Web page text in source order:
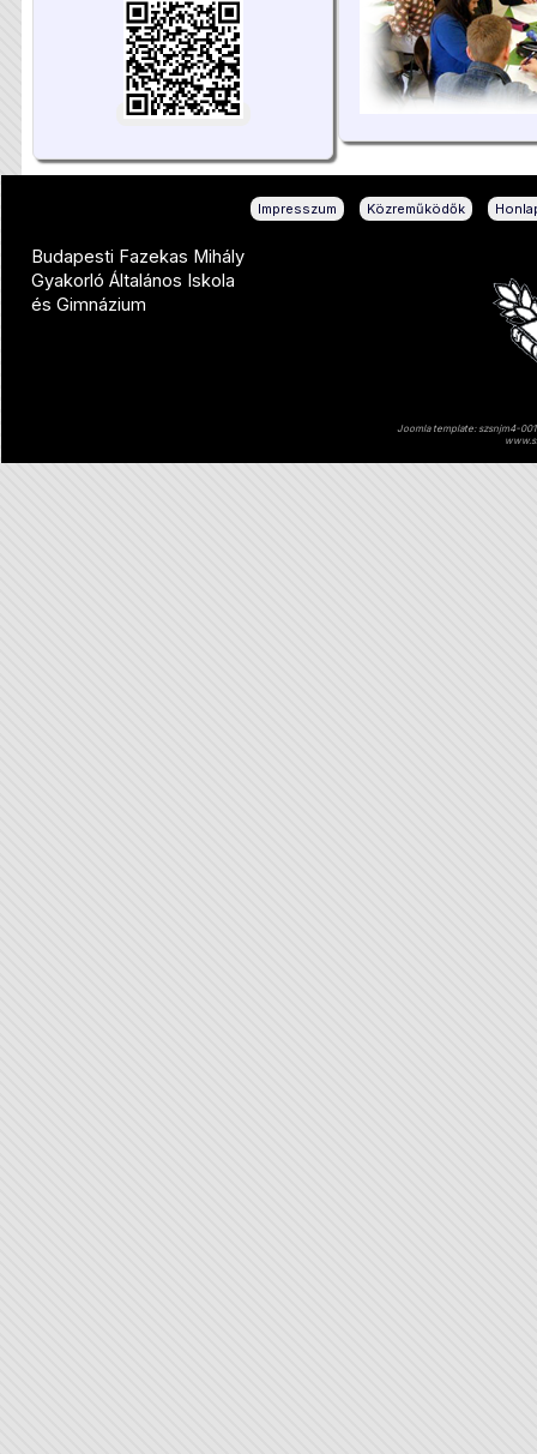
Impresszum Közreműködők
Budapesti Fazekas Mihály
Gyakorló Általános Iskola
és Gimnázium
Joomla template: szsnjm4-